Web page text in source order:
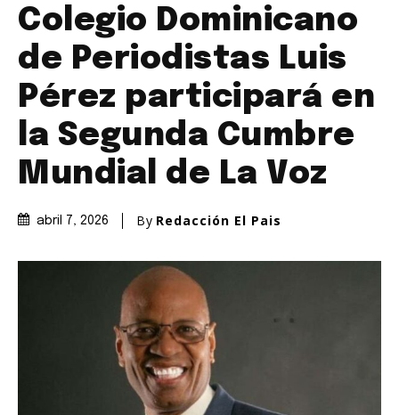
Colegio Dominicano
de Periodistas Luis
Pérez participará en
la Segunda Cumbre
Mundial de La Voz
abril 7, 2026 By Redacción El Pais